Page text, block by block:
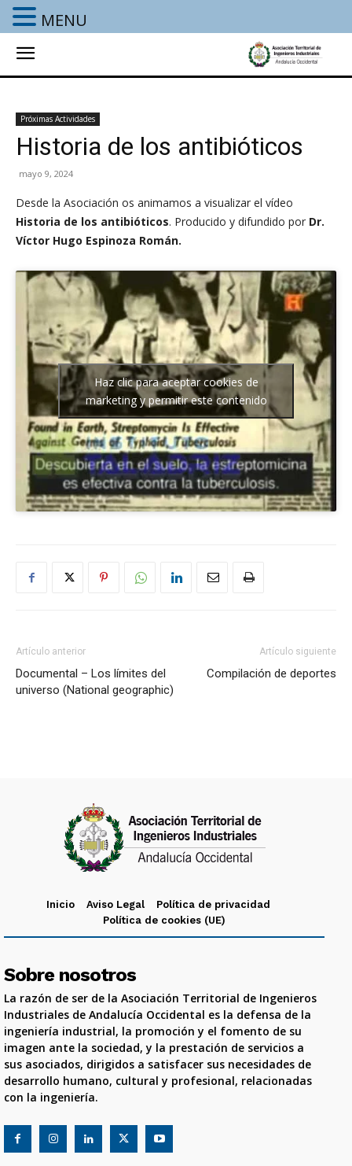
Próximas Actividades
Historia de los antibióticos
mayo 9, 2024
Desde la Asociación os animamos a visualizar el vídeo
Historia de los antibióticos. Producido y difundido por Dr.
Víctor Hugo Espinoza Román.
Haz clic para aceptar cookies de
marketing y permitir este contenido
Artículo anterior
Documental – Los límites del
universo (National geographic)
Artículo siguiente
Compilación de deportes
Inicio Aviso Legal
Política de privacidad
Política de cookies (UE)
Sobre nosotros
La razón de ser de la Asociación Territorial de Ingenieros
Industriales de Andalucía Occidental es la defensa de la
ingeniería industrial, la promoción y el fomento de su
imagen ante la sociedad, y la prestación de servicios a
sus asociados, dirigidos a satisfacer sus necesidades de
desarrollo humano, cultural y profesional, relacionadas
con la ingeniería.
MENU